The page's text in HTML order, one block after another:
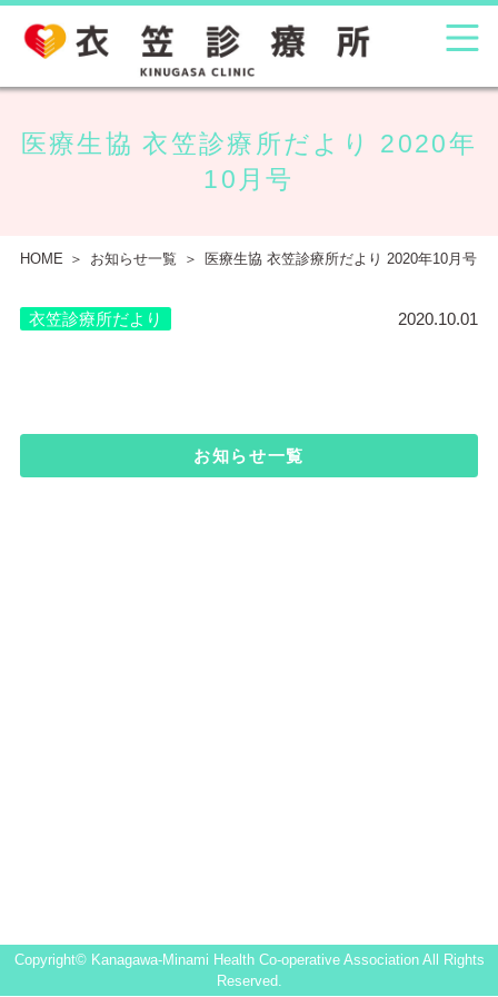
医療生協 衣笠診療所だより 2020年
10月号
HOME お知らせ一覧 医療生協 衣笠診療所だより 2020年10月号
衣笠診療所だより 2020.10.01
お知らせ一覧
Copyright© Kanagawa-Minami Health Co-operative Association All Rights
Reserved.